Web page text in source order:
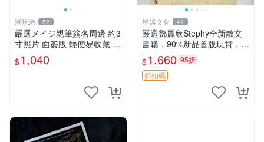
潮玩港 52
嚴選メイジ親筆簽名周邊 約3
寸照片 面簽版 輕便易收藏 周
邊 簽名照 3寸相框
$1,040
星娛文化 41
嚴選鄧麗欣Stephy全新散文
書籍，90%新品首版現貨，拍
出即發 散文 鄧麗欣 歌詞
$1,660 95折
折扣碼